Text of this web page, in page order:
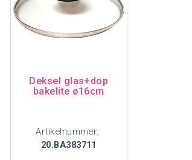
Deksel glas+dop
bakelite ø16cm
Artikelnummer:
20.BA383711